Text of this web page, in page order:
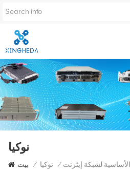
نوكيا
بيت / نوكيا /